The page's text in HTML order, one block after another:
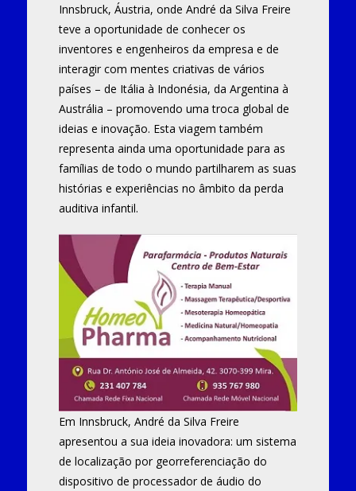
Innsbruck, Áustria, onde André da Silva Freire
teve a oportunidade de conhecer os
inventores e engenheiros da empresa e de
interagir com mentes criativas de vários
países – de Itália à Indonésia, da Argentina à
Austrália – promovendo uma troca global de
ideias e inovação. Esta viagem também
representa ainda uma oportunidade para as
famílias de todo o mundo partilharem as suas
histórias e experiências no âmbito da perda
auditiva infantil.
Em Innsbruck, André da Silva Freire
apresentou a sua ideia inovadora: um sistema
de localização por georreferenciação do
dispositivo de processador de áudio do